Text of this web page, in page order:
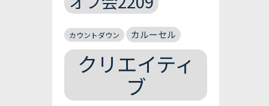
カウントダウン カルーセル
クリエイティ
ブ